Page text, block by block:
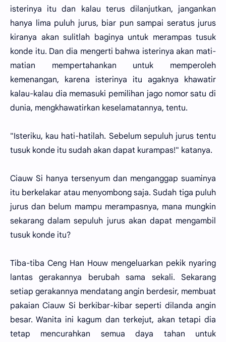
isterinya itu dan kalau terus dilanjutkan, jangankan
hanya lima puluh jurus, biar pun sampai seratus jurus
kiranya akan sulitlah baginya untuk merampas tusuk
konde itu. Dan dia mengerti bahwa isterinya akan mati-
matian mempertahankan untuk memperoleh
kemenangan, karena isterinya itu agaknya khawatir
kalau-kalau dia memasuki pemilihan jago nomor satu di
dunia, mengkhawatirkan keselamatannya, tentu.
"Isteriku, kau hati-hatilah. Sebelum sepuluh jurus tentu
tusuk konde itu sudah akan dapat kurampas!" katanya.
Ciauw Si hanya tersenyum dan menganggap suaminya
itu berkelakar atau menyombong saja. Sudah tiga puluh
jurus dan belum mampu merampasnya, mana mungkin
sekarang dalam sepuluh jurus akan dapat mengambil
tusuk konde itu?
Tiba-tiba Ceng Han Houw mengeluarkan pekik nyaring
lantas gerakannya berubah sama sekali. Sekarang
setiap gerakannya mendatang angin berdesir, membuat
pakaian Ciauw Si berkibar-kibar seperti dilanda angin
besar. Wanita ini kagum dan terkejut, akan tetapi dia
tetap mencurahkan semua daya tahan untuk